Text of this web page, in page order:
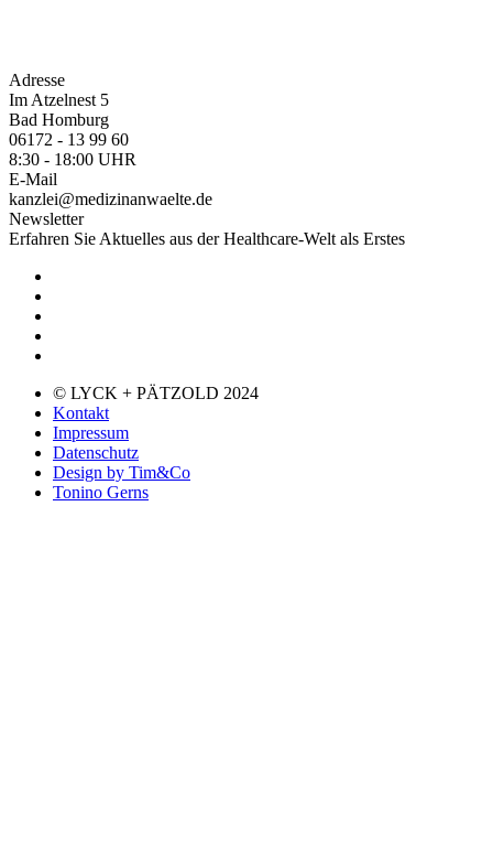
Adresse
Im Atzelnest 5
Bad Homburg
06172 - 13 99 60
8:30 - 18:00 UHR
E-Mail
kanzlei@medizinanwaelte.de
Newsletter
Erfahren Sie Aktuelles aus der Healthcare-Welt als Erstes
© LYCK + PÄTZOLD 2024
Kontakt
Impressum
Datenschutz
Design by Tim&Co
Tonino Gerns